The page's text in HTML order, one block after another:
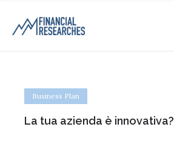
Business Plan
La tua azienda è innovativa?